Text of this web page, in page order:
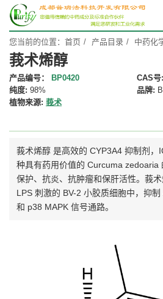
您当前的位置： 首页 产品目录 中药化
莪术烯醇
产品编号： BP0420 CAS号:
纯度: 98% 品牌:
植物来源: 莪术
莪术烯醇 是高效的 CYP3A4 抑制剂
种具有药用价值的 Curcuma zedoaria
保护、抗炎、抗肿瘤和保肝活性。莪
LPS 刺激的 BV-2 小胶质细胞中，抑
和 p38 MAPK 信号通路。